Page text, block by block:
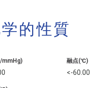
的性質
融点(℃)
<-60.00